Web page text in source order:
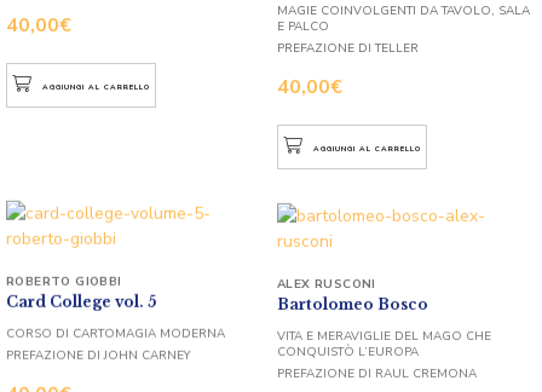
40,00€
AGGIUNGI AL CARRELLO 40,00€
MAGIE COINVOLGENTI DA TAVOLO, SALA
E PALCO
PREFAZIONE DI TELLER
AGGIUNGI AL CARRELLO
Card College vol. 5
ROBERTO GIOBBI
CORSO DI CARTOMAGIA MODERNA
PREFAZIONE DI JOHN CARNEY
Bartolomeo Bosco
ALEX RUSCONI
VITA E MERAVIGLIE DEL MAGO CHE
CONQUISTÒ L’EUROPA
PREFAZIONE DI RAUL CREMONA